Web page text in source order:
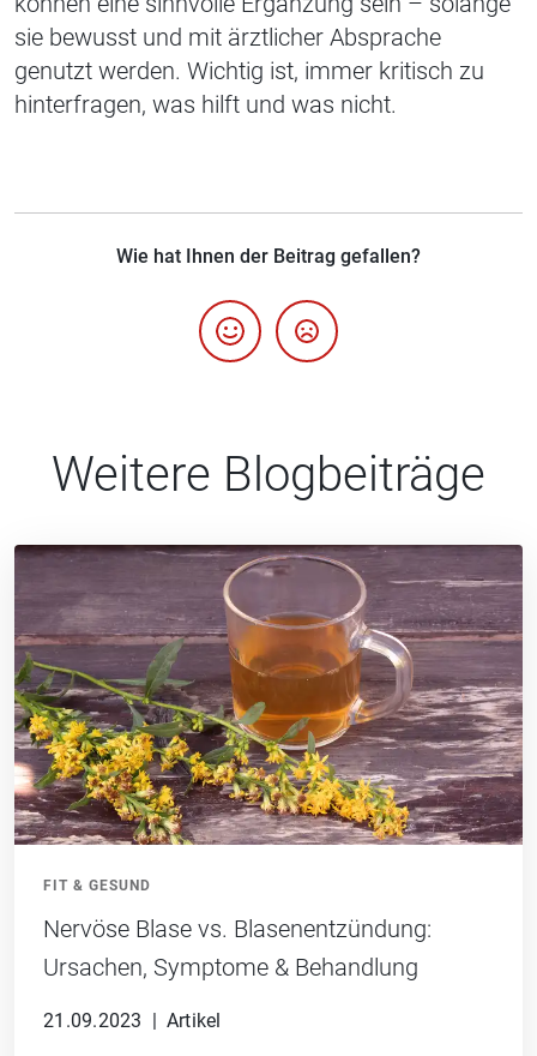
sie bewusst und mit ärztlicher Absprache
genutzt werden. Wichtig ist, immer kritisch zu
hinterfragen, was hilft und was nicht.
Wie hat Ihnen der Beitrag gefallen?
Weitere Blogbeiträge
FIT & GESUND
Nervöse Blase vs. Blasenentzündung:
Ursachen, Symptome & Behandlung
21.09.2023 Artikel